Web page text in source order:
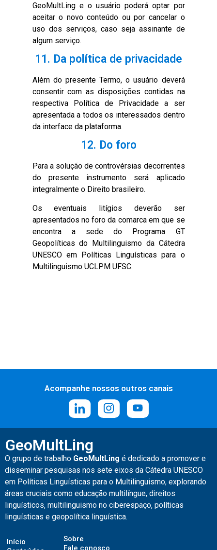
GeoMultLing e o usuário poderá optar por
aceitar o novo conteúdo ou por cancelar o
uso dos serviços, caso seja assinante de
algum serviço.
11. Da política de privacidade
Além do presente Termo, o usuário deverá
consentir com as disposições contidas na
respectiva Política de Privacidade a ser
apresentada a todos os interessados dentro
da interface da plataforma.
12. Do foro
Para a solução de controvérsias decorrentes
do presente instrumento será aplicado
integralmente o Direito brasileiro.
Os eventuais litígios deverão ser
apresentados no foro da comarca em que se
encontra a sede do Programa GT
Geopolíticas do Multilinguismo da Cátedra
UNESCO em Políticas Linguísticas para o
Multilinguismo UCLPM UFSC.
Acompanhe nossos outros canais
GeoMultLing
O grupo de trabalho GeoMultLing é dedicado a promover e
disseminar pesquisas nos sete eixos da Cátedra UNESCO
em Políticas Linguísticas para o Multilinguismo, explorando
áreas cruciais como educação multilíngue, direitos
linguísticos, multilinguismo no ciberespaço, políticas
linguísticas e geopolítica linguística.
Início
Sobre